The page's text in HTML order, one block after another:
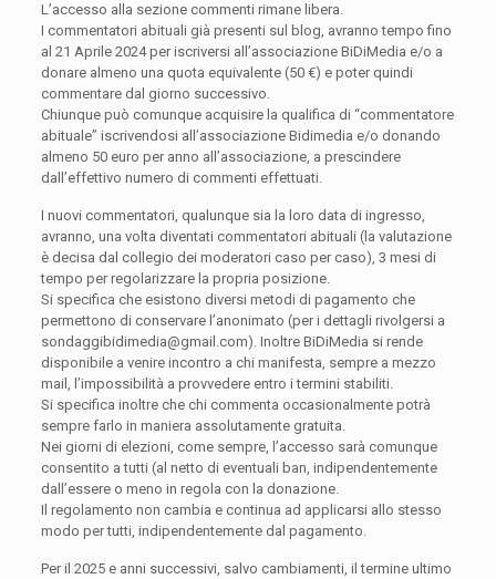
L’accesso alla sezione commenti rimane libera.
I commentatori abituali già presenti sul blog, avranno tempo fino
al 21 Aprile 2024 per iscriversi all’associazione BiDiMedia e/o a
donare almeno una quota equivalente (50 €) e poter quindi
commentare dal giorno successivo.
Chiunque può comunque acquisire la qualifica di “commentatore
abituale” iscrivendosi all’associazione Bidimedia e/o donando
almeno 50 euro per anno all’associazione, a prescindere
dall’effettivo numero di commenti effettuati.
I nuovi commentatori, qualunque sia la loro data di ingresso,
avranno, una volta diventati commentatori abituali (la valutazione
è decisa dal collegio dei moderatori caso per caso), 3 mesi di
tempo per regolarizzare la propria posizione.
Si specifica che esistono diversi metodi di pagamento che
permettono di conservare l’anonimato (per i dettagli rivolgersi a
sondaggibidimedia@gmail.com). Inoltre BiDiMedia si rende
disponibile a venire incontro a chi manifesta, sempre a mezzo
mail, l’impossibilità a provvedere entro i termini stabiliti.
Si specifica inoltre che chi commenta occasionalmente potrà
sempre farlo in maniera assolutamente gratuita.
Nei giorni di elezioni, come sempre, l’accesso sarà comunque
consentito a tutti (al netto di eventuali ban, indipendentemente
dall’essere o meno in regola con la donazione.
Il regolamento non cambia e continua ad applicarsi allo stesso
modo per tutti, indipendentemente dal pagamento.
Per il 2025 e anni successivi, salvo cambiamenti, il termine ultimo